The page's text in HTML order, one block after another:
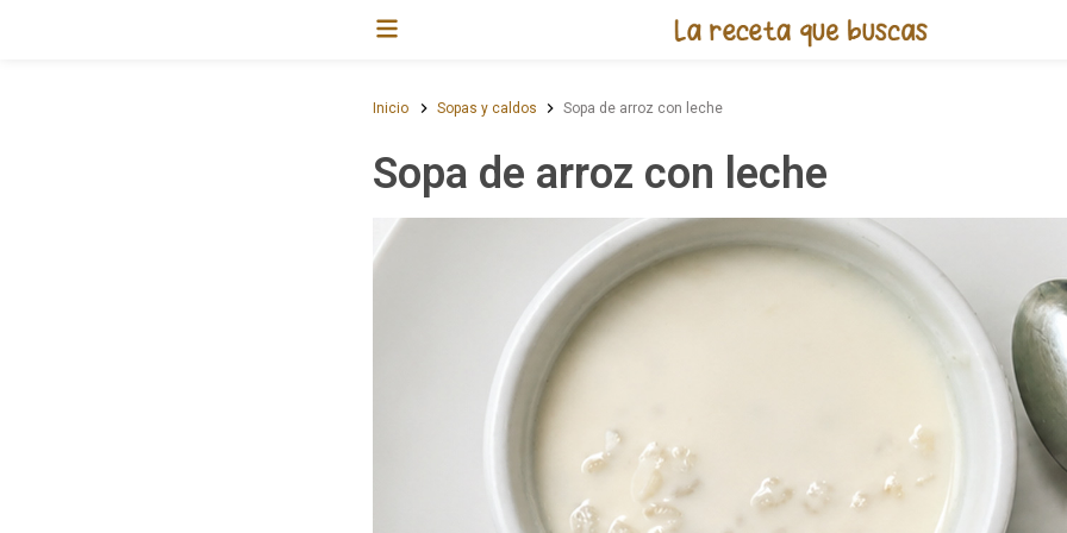
Inicio Sopas y caldos Sopa de arroz con leche
Sopa de arroz con leche